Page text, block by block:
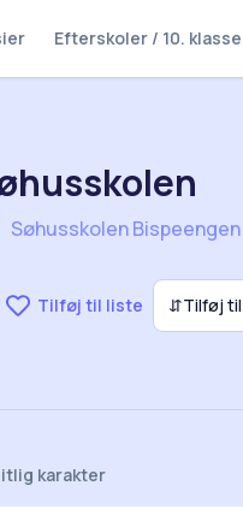
Efterskoler / 10. klasse
Tilføj til liste ⇵Tilføj
Søhusskolen Bispeengen
karakter